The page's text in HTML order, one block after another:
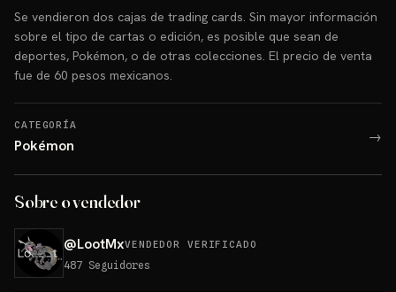
Se vendieron dos cajas de trading cards. Sin mayor información
sobre el tipo de cartas o edición, es posible que sean de
deportes, Pokémon, o de otras colecciones. El precio de venta
fue de 60 pesos mexicanos.
CATEGORÍA
Pokémon →
Sobre o vendedor
@LootMxVENDEDOR VERIFICADO
487 Seguidores